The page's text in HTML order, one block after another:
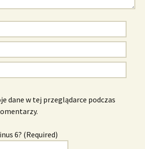
dane w tej przeglądarce podczas
6? (Required)